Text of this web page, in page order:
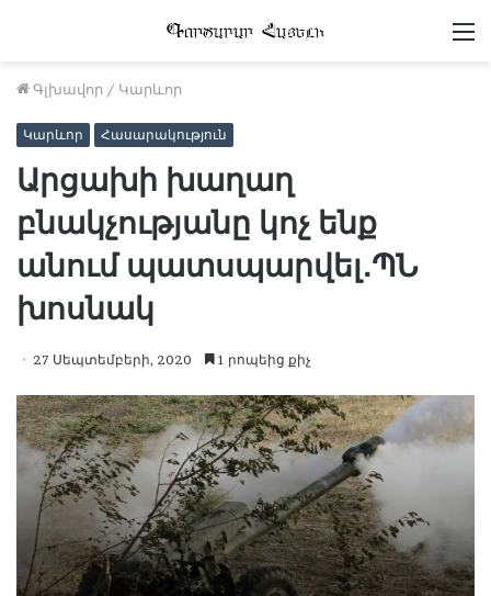
Գլխավոր / Կարևոր
Կարևոր Հասարակություն
Արցախի խաղաղ
բնակչությանը կոչ ենք
անում պատսպարվել․ՊՆ
խոսնակ
27 Սեպտեմբերի, 2020 1 րոպեից քիչ